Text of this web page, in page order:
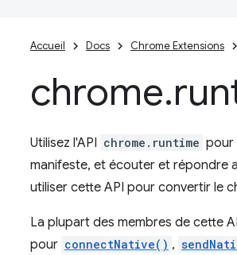
Accueil Docs Chrome Extensions
chrome.
Utilisez l'API chrome.runtime pour
manifeste, et écouter et répondre
utiliser cette API pour convertir le
La plupart des membres de cette
pour connectNative() ,